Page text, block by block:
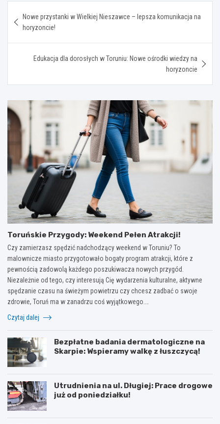
wpisu
Nowe przystanki w Wielkiej Nieszawce – lepsza komunikacja na
horyzoncie!
Edukacja dla dorosłych w Toruniu: Nowe ośrodki wiedzy na
horyzoncie
Toruńskie Przygody: Weekend Pełen Atrakcji!
Czy zamierzasz spędzić nadchodzący weekend w Toruniu? To
malownicze miasto przygotowało bogaty program atrakcji, które z
pewnością zadowolą każdego poszukiwacza nowych przygód.
Niezależnie od tego, czy interesują Cię wydarzenia kulturalne, aktywne
spędzanie czasu na świeżym powietrzu czy chcesz zadbać o swoje
zdrowie, Toruń ma w zanadrzu coś wyjątkowego.…
Czytaj dalej
Bezpłatne badania dermatologiczne na
Skarpie: Wspieramy walkę z łuszczycą!
Utrudnienia na ul. Długiej: Prace drogowe
już od poniedziałku!